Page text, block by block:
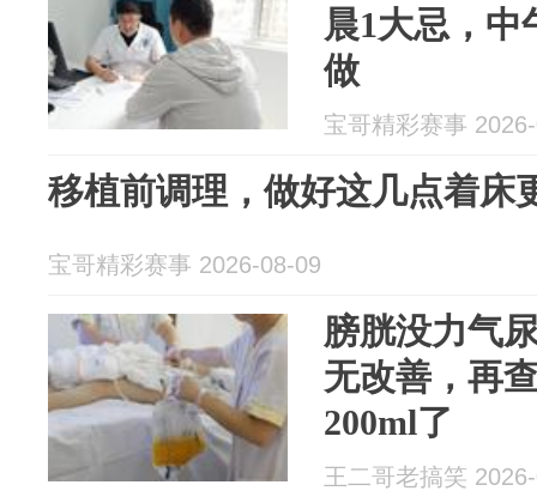
晨1大忌，中
做
宝哥精彩赛事
移植前调理，做好这几点着床
宝哥精彩赛事 2026-08-09
膀胱没力气
无改善，再
200ml了
王二哥老搞笑